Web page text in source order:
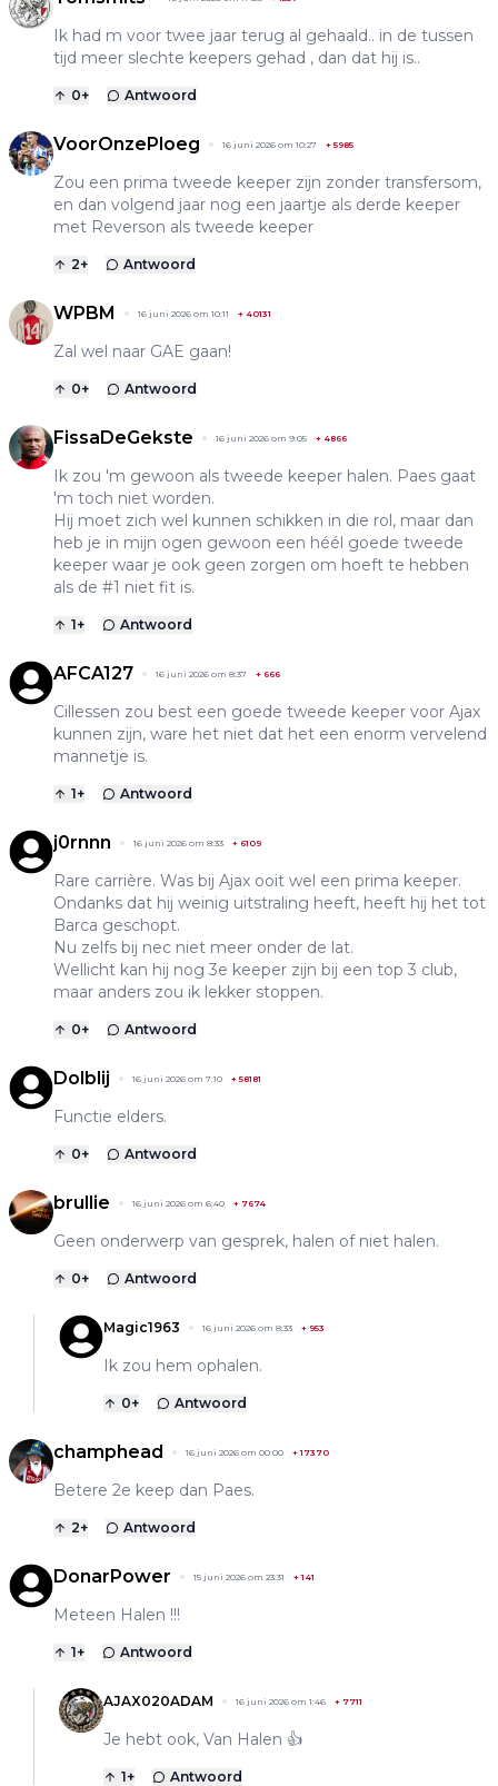
Ik had m voor twee jaar terug al gehaald.. in de tussen
tijd meer slechte keepers gehad , dan dat hij is..
0+ Antwoord
VoorOnzePloeg 16 juni 2026 om 10:27 + 5985
Zou een prima tweede keeper zijn zonder transfersom,
en dan volgend jaar nog een jaartje als derde keeper
met Reverson als tweede keeper
2+ Antwoord
WPBM 16 juni 2026 om 10:11 + 40131
Zal wel naar GAE gaan!
0+ Antwoord
FissaDeGekste 16 juni 2026 om 9:05 + 4866
Ik zou 'm gewoon als tweede keeper halen. Paes gaat
'm toch niet worden.
Hij moet zich wel kunnen schikken in die rol, maar dan
heb je in mijn ogen gewoon een héél goede tweede
keeper waar je ook geen zorgen om hoeft te hebben
als de #1 niet fit is.
1+ Antwoord
AFCA127 16 juni 2026 om 8:37 + 666
Cillessen zou best een goede tweede keeper voor Ajax
kunnen zijn, ware het niet dat het een enorm vervelend
mannetje is.
1+ Antwoord
j0rnnn 16 juni 2026 om 8:33 + 6109
Rare carrière. Was bij Ajax ooit wel een prima keeper.
Ondanks dat hij weinig uitstraling heeft, heeft hij het tot
Barca geschopt.
Nu zelfs bij nec niet meer onder de lat.
Wellicht kan hij nog 3e keeper zijn bij een top 3 club,
maar anders zou ik lekker stoppen.
0+ Antwoord
Dolblij 16 juni 2026 om 7:10 + 58181
Functie elders.
0+ Antwoord
brullie 16 juni 2026 om 6:40 + 7674
Geen onderwerp van gesprek, halen of niet halen.
0+ Antwoord
Magic1963 16 juni 2026 om 8:33 + 953
Ik zou hem ophalen.
0+ Antwoord
champhead 16 juni 2026 om 00:00 +17370
Betere 2e keep dan Paes.
2+ Antwoord
DonarPower 15 juni 2026 om 23:31 +141
Meteen Halen !!!
1+ Antwoord
AJAX020ADAM 16 juni 2026 om 1:46 + 7711
Je hebt ook, Van Halen 👍
1+ Antwoord